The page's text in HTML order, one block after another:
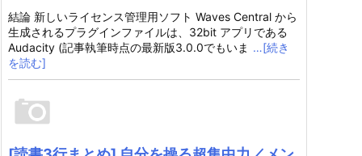
結論 新しいライセンス管理用ソフト Waves Central から
生成されるプラグインファイルは、32bit アプリである
Audacity (記事執筆時点の最新版3.0.0でもいま …[続き
を読む]